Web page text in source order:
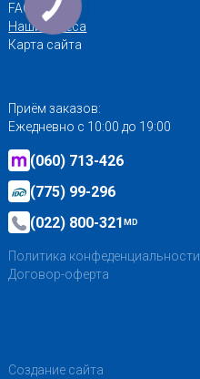
FAQ
Наши адреса
Карта сайта
Приём заказов:
Ежедневно с 10:00 до 19:00
(060) 713-426
(775) 99-296
(022) 800-321MD
Политика конфеденциальности
Договор-оферта
Создание сайта